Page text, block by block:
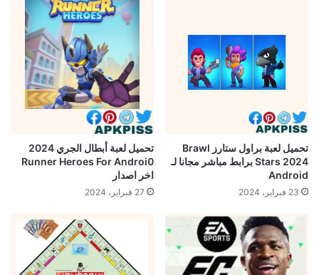
تحميل لعبة براول ستارز Brawl
Stars 2024 برابط مباشر مجانا لـ
Android
23 فبراير، 2024
تحميل لعبة أبطال الجري 2024
Runner Heroes For Androi0
اخر اصدار
27 فبراير، 2024